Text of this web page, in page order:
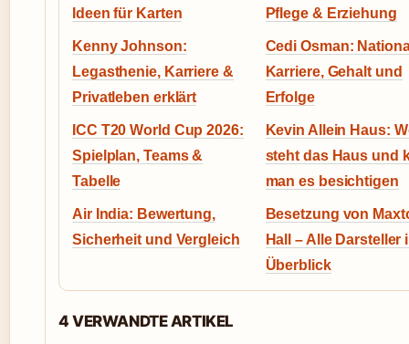
Ideen für Karten
Pflege & Erziehung
Kenny Johnson:
Legasthenie, Karriere &
Privatleben erklärt
Cedi Osman:
Karriere, Gehalt und
Erfolge
ICC T20 World Cup 2026:
Spielplan, Teams &
Tabelle
Kevin Allein Haus:
steht das Haus und
man es besichtigen
Air India: Bewertung,
Sicherheit und Vergleich
Besetzung von
Hall – Alle Darsteller
Überblick
4 VERWANDTE ARTIKEL